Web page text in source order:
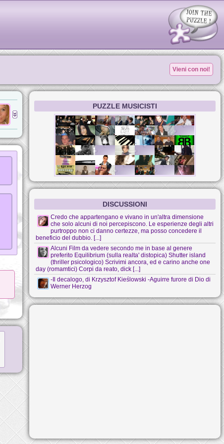
Vieni con noi!
PUZZLE MUSICISTI
DISCUSSIONI
Credo che appartengano e vivano in un'altra dimensione
che solo alcuni di noi percepiscono. Le esperienze degli altri
purtroppo non ci danno certezze, ma posso concedere il
beneficio del dubbio. [...]
Alcuni Film da vedere secondo me in base al genere
preferito Equilibrium (sulla realta' distopica) Shutter island
(thriller psicologico) Scrivimi ancora, ed e carino anche one
day (romamtici) Corpi da reato, dick [...]
-Il decalogo, di Krzysztof Kieślowski -Aguirre furore di Dio di
Werner Herzog